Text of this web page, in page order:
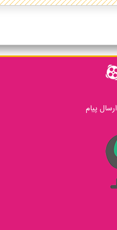
ارسال پیام